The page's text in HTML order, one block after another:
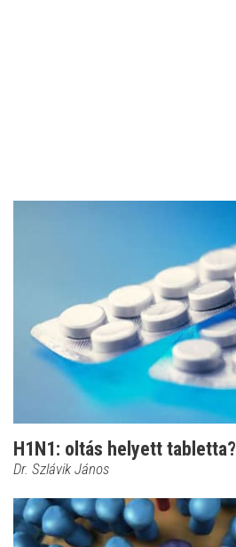
H1N1: oltás helyett tabletta?
Dr. Szlávik János